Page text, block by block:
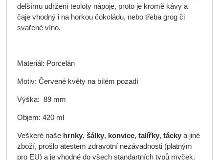
delšímu udržení teploty nápoje, proto je kromě kávy a
čaje vhodný i na horkou čokoládu, nebo třeba grog či
svařené víno.
Materiál: Porcelán
Motiv: Červené květy na bílém pozadí
Výška: 89 mm
Objem: 420 ml
Veškeré našehrnky, šálky, konvice, talířky, táckya jiné
zboží, prošlo atestem zdravotní nezávadnosti (platným
pro EU) a je vhodné do všech standartních typů myček.